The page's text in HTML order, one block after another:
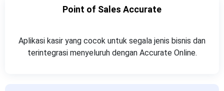
Point of Sales Accurate
Aplikasi kasir yang cocok untuk segala jenis bisnis dan
terintegrasi menyeluruh dengan Accurate Online.